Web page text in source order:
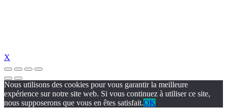
X
Nous utilisons des cookies pour vous garantir la meilleure
expérience sur notre site web. Si vous continuez à utiliser ce site,
nous supposerons que vous en êtes satisfait.OK